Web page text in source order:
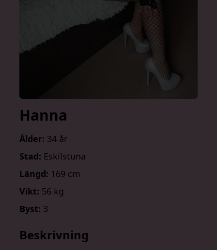
Hanna
Ålder: 34 år
Stad: Eskilstuna
Längd: 169 cm
Vikt: 56 kg
Byst: 3
Beskrivning